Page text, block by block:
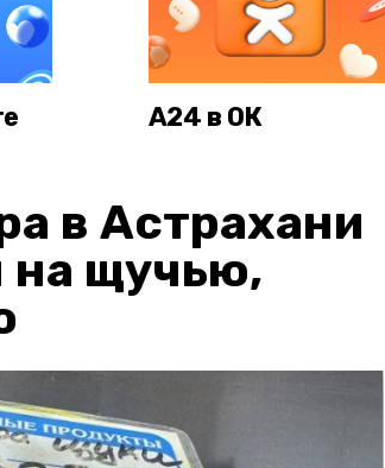
А24 в ОК
в Астрахани
на щучью,